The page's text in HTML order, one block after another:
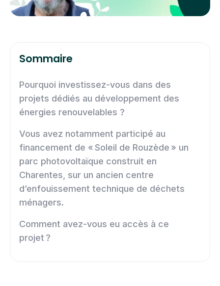
Sommaire
Pourquoi investissez-vous dans des
projets dédiés au développement des
énergies renouvelables ?
Vous avez notamment participé au
financement de « Soleil de Rouzède » un
parc photovoltaïque construit en
Charentes, sur un ancien centre
d’enfouissement technique de déchets
ménagers.
Comment avez-vous eu accès à ce
projet ?